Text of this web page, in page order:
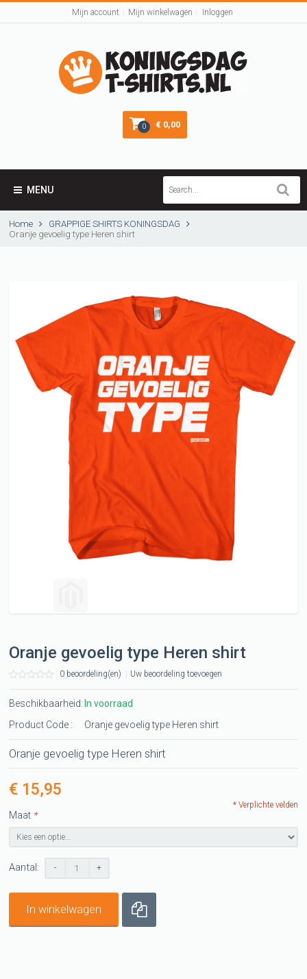
Mijn account Mijn winkelwagen Inloggen
0 € 0,00
MENU
Home
GRAPPIGE SHIRTS KONINGSDAG
Oranje gevoelig type Heren shirt
Oranje gevoelig type Heren shirt
0 beoordeling(en) Uw beoordeling toevoegen
Beschikbaarheid: In voorraad
Product Code :
Oranje gevoelig type Heren shirt
Oranje gevoelig type Heren shirt
€ 15,95
*
Maat
* Verplichte velden
Aantal: - +
In winkelwagen